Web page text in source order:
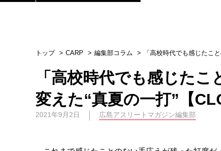
トップ CARP 編集部コラム 「高校時代でも感じたこ
「高校時代でも感じた
変えた“真夏の一打”【
2021年9月2日 広島アスリートマガジン編集部